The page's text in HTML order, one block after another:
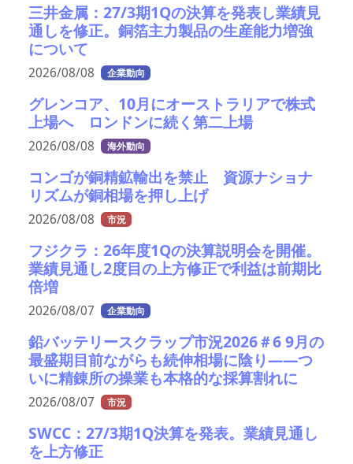
三井金属：27/3期1Qの決算を発表し業績見
通しを修正。銅箔主力製品の生産能力増強
について
2026/08/08 企業動向
グレンコア、10月にオーストラリアで株式
上場へ ロンドンに続く第二上場
2026/08/08 海外動向
コンゴが銅精鉱輸出を禁止 資源ナショナ
リズムが銅相場を押し上げ
2026/08/08 市況
フジクラ：26年度1Qの決算説明会を開催。
業績見通し2度目の上方修正で利益は前期比
倍増
2026/08/07 企業動向
鉛バッテリースクラップ市況2026＃6 9月の
最盛期目前ながらも続伸相場に陰り――つ
いに精錬所の操業も本格的な採算割れに
2026/08/07 市況
SWCC：27/3期1Q決算を発表。業績見通し
を上方修正